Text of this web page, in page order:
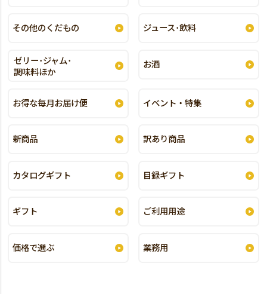
その他のくだもの ジュース･飲料
ゼリー･ジャム･
調味料ほか
お酒
お得な毎月お届け便 イベント・特集
新商品 訳あり商品
カタログギフト 目録ギフト
ギフト ご利用用途
価格で選ぶ 業務用